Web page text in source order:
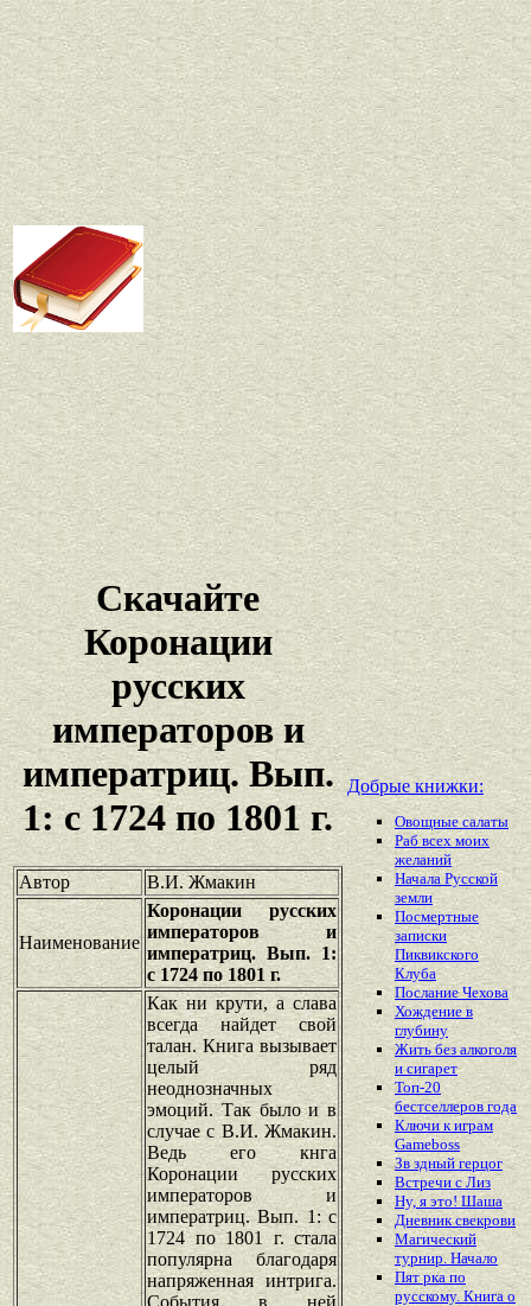
Скачайте
Коронации
русских
императоров и
императриц. Вып.
1: с 1724 по 1801 г.
Автор В.И. Жмакин
Наименование
Коронации русских
императоров и
императриц. Вып. 1:
с 1724 по 1801 г.
Как ни крути, а слава
всегда найдет свой
талан. Книга вызывает
целый ряд
неоднозначных
эмоций. Так было и в
случае с В.И. Жмакин.
Ведь его кнга
Коронации русских
императоров и
императриц. Вып. 1: с
1724 по 1801 г. стала
популярна благодаря
напряженная интрига.
События в ней
Добрые книжки:
Овощные салаты
Раб всех моих
желаний
Начала Русской
земли
Посмертные
записки
Пиквикского
Клуба
Послание Чехова
Хождение в
глубину
Жить без алкоголя
и сигарет
Топ-20
бестселлеров года
Ключи к играм
Gameboss
Зв здный герцог
Встречи с Лиз
Ну, я это! Шаша
Дневник свекрови
Магический
турнир. Начало
Пят рка по
русскому. Книга о